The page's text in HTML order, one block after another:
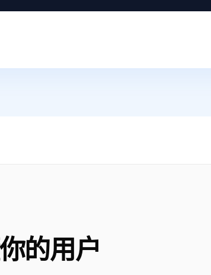
lines first):
dir>/$SKILL_NAME"
的用户